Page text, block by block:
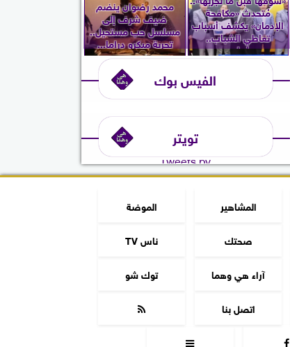
مُتحدث «مكافحة
الإدمان» يكشف أسباب
تعاطي الشباب..
ويُعلن...
محمد رضوان ينضم
ضيف شرف إلى
مسلسل حب مستحيل..
تجربة ميكرو دراما...
الفيس بوك
تويتر
Tweets by
المشاهير
الموضة
صحتك
ناس TV
آراء هي وهما
توك شو
اتصل بنا


